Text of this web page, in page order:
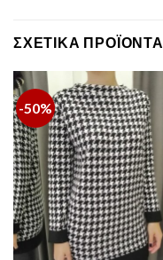
ΣΧΕΤΙΚΆ ΠΡΟΪΌΝΤΑ
-50%